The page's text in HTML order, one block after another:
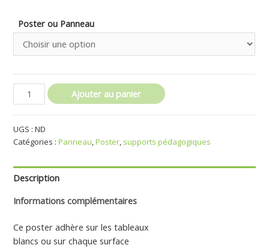
Poster ou Panneau
Ajouter au panier
UGS :ND
Catégories :Panneau,Poster, supports pédagogiques
Description
Informations complémentaires
Ce poster adhère sur les tableaux
blancs ou sur chaque surface